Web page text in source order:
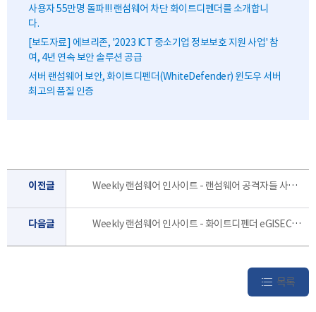
사용자 55만명 돌파!!! 랜섬웨어 차단 화이트디펜더를 소개합니
다.
[보도자료] 에브리존, '2023 ICT 중소기업 정보보호 지원 사업' 참
여, 4년 연속 보안 솔루션 공급
서버 랜섬웨어 보안, 화이트디펜더(WhiteDefender) 윈도우 서버
최고의 품질 인증
이전글 Weekly 랜섬웨어 인사이트 - 랜섬웨어 공격자들 사이의 새로운 유행, "백업을 노려라" [4월 2주]
다음글 Weekly 랜섬웨어 인사이트 - 화이트디펜더 eGISEC2024 참여 생생한 현장을 소개합니다. [3월 3주]
목록